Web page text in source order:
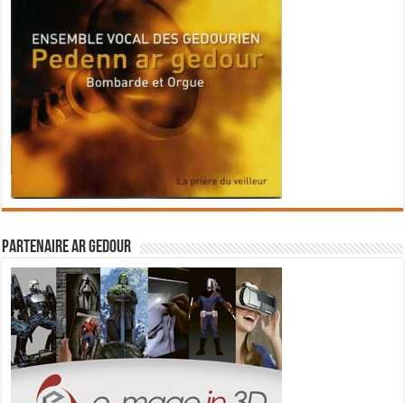
Partenaire Ar Gedour